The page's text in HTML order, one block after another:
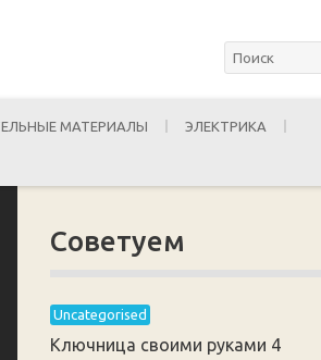
МАТЕРИАЛЫ ЭЛЕКТРИКА
Советуем
Uncategorised
Ключница своими руками 4